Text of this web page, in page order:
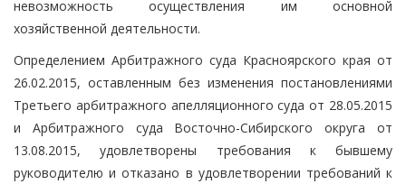
невозможность осуществления им основной
хозяйственной деятельности.
Определением Арбитражного суда Красноярского края от
26.02.2015, оставленным без изменения постановлениями
Третьего арбитражного апелляционного суда от 28.05.2015
и Арбитражного суда Восточно-Сибирского округа от
13.08.2015, удовлетворены требования к бывшему
руководителю и отказано в удовлетворении требований к